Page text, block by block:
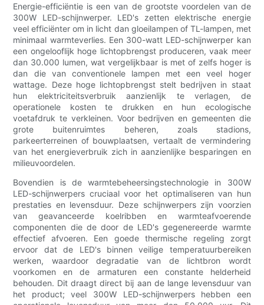
Energie-efficiëntie is een van de grootste voordelen van de
300W LED-schijnwerper. LED's zetten elektrische energie
veel efficiënter om in licht dan gloeilampen of TL-lampen, met
minimaal warmteverlies. Een 300-watt LED-schijnwerper kan
een ongelooflijk hoge lichtopbrengst produceren, vaak meer
dan 30.000 lumen, wat vergelijkbaar is met of zelfs hoger is
dan die van conventionele lampen met een veel hoger
wattage. Deze hoge lichtopbrengst stelt bedrijven in staat
hun elektriciteitsverbruik aanzienlijk te verlagen, de
operationele kosten te drukken en hun ecologische
voetafdruk te verkleinen. Voor bedrijven en gemeenten die
grote buitenruimtes beheren, zoals stadions,
parkeerterreinen of bouwplaatsen, vertaalt de vermindering
van het energieverbruik zich in aanzienlijke besparingen en
milieuvoordelen.
Bovendien is de warmtebeheersingstechnologie in 300W
LED-schijnwerpers cruciaal voor het optimaliseren van hun
prestaties en levensduur. Deze schijnwerpers zijn voorzien
van geavanceerde koelribben en warmteafvoerende
componenten die de door de LED's gegenereerde warmte
effectief afvoeren. Een goede thermische regeling zorgt
ervoor dat de LED's binnen veilige temperatuurbereiken
werken, waardoor degradatie van de lichtbron wordt
voorkomen en de armaturen een constante helderheid
behouden. Dit draagt ​​direct bij aan de lange levensduur van
het product; veel 300W LED-schijnwerpers hebben een